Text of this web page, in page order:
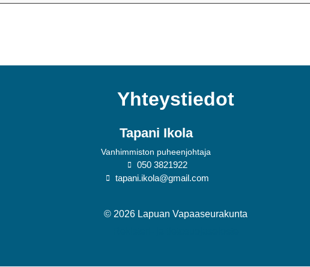
Yhteystiedot
Tapani Ikola
Vanhimmiston puheenjohtaja
050 3821922
tapani.ikola@gmail.com
© 2026 Lapuan Vapaaseurakunta